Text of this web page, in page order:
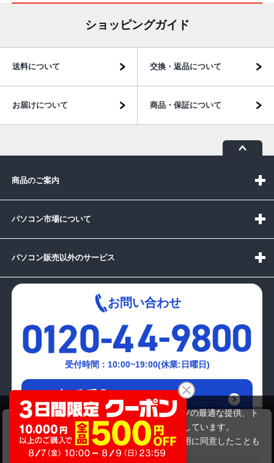
FUJITSU A8270
商品価格 10,999,999円
ショッピングガイド
送料について 交換・返品について
お届けについて 商品・保証について
商品のご案内
パソコン市場について
パソコン販売以外のサービス
お問い合わせ
受付時間：10:00~19:00(休業:日曜日)
メールでの
お問い合わせはこちら
当サイトでは利用体験の向上およびコンテンツの最適な提供、ト
ラフィックの分析を目的としてCookieを使用しています。
サイトの閲覧を継続された場合、Cookieの利用に同意したことも
のといたします。